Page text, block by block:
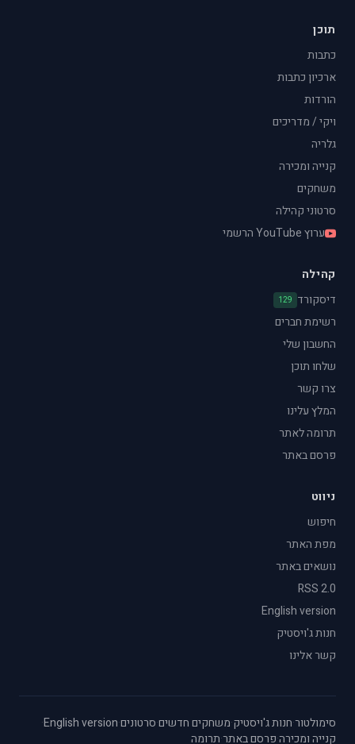
תוכן
כתבות
ארכיון כתבות
הורדות
ויקי / מדריכים
גלריה
קנייה ומכירה
משחקים
סרטוני קהילה
ערוץ YouTube הרשמי
קהילה
דיסקורד 129
רשימת חברים
החשבון שלי
שלחו תוכן
צרו קשר
המלץ עלינו
תרומה לאתר
פרסם באתר
ניווט
חיפוש
מפת האתר
נושאים באתר
RSS 2.0
English version
חנות ג'ויסטיק
קשר אלינו
סימולטור·חנות ג'ויסטיק·משחקים חדשים·סרטונים·
English version
·
קנייה ומכירה·פרסם באתר·תרומה